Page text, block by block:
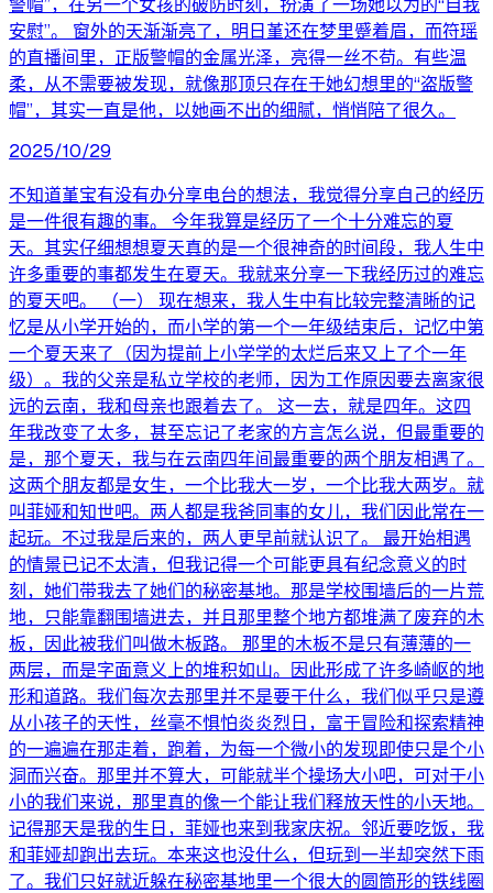
警帽”，在另一个女孩的破防时刻，扮演了一场她以为的“自我
安慰”。 窗外的天渐渐亮了，明日堇还在梦里蹙着眉，而符瑶
的直播间里，正版警帽的金属光泽，亮得一丝不苟。有些温
柔，从不需要被发现，就像那顶只存在于她幻想里的“盗版警
帽”，其实一直是他，以她画不出的细腻，悄悄陪了很久。
2025/10/29
不知道堇宝有没有办分享电台的想法，我觉得分享自己的经历
是一件很有趣的事。 今年我算是经历了一个十分难忘的夏
天。其实仔细想想夏天真的是一个很神奇的时间段，我人生中
许多重要的事都发生在夏天。我就来分享一下我经历过的难忘
的夏天吧。 （一） 现在想来，我人生中有比较完整清晰的记
忆是从小学开始的，而小学的第一个一年级结束后，记忆中第
一个夏天来了（因为提前上小学学的太烂后来又上了个一年
级）。我的父亲是私立学校的老师，因为工作原因要去离家很
远的云南，我和母亲也跟着去了。 这一去，就是四年。这四
年我改变了太多，甚至忘记了老家的方言怎么说，但最重要的
是，那个夏天，我与在云南四年间最重要的两个朋友相遇了。
这两个朋友都是女生，一个比我大一岁，一个比我大两岁。就
叫菲娅和知世吧。两人都是我爸同事的女儿，我们因此常在一
起玩。不过我是后来的，两人更早前就认识了。 最开始相遇
的情景已记不太清，但我记得一个可能更具有纪念意义的时
刻，她们带我去了她们的秘密基地。那是学校围墙后的一片荒
地，只能靠翻围墙进去，并且那里整个地方都堆满了废弃的木
板，因此被我们叫做木板路。 那里的木板不是只有薄薄的一
两层，而是字面意义上的堆积如山。因此形成了许多崎岖的地
形和道路。我们每次去那里并不是要干什么，我们似乎只是遵
从小孩子的天性，丝毫不惧怕炎炎烈日，富于冒险和探索精神
的一遍遍在那走着，跑着，为每一个微小的发现即使只是个小
洞而兴奋。那里并不算大，可能就半个操场大小吧，可对于小
小的我们来说，那里真的像一个能让我们释放天性的小天地。
记得那天是我的生日，菲娅也来到我家庆祝。邻近要吃饭，我
和菲娅却跑出去玩。本来这也没什么，但玩到一半却突然下雨
了。我们只好就近躲在秘密基地里一个很大的圆筒形的铁线圈